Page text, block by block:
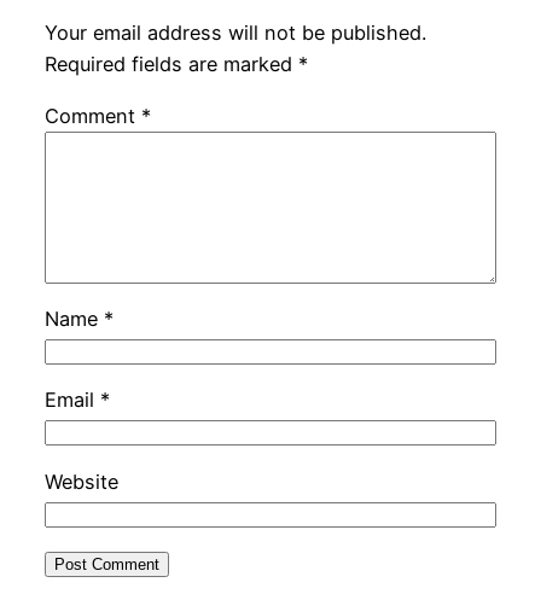
Your email address will not be published.
Required fields are marked *
Comment *
Name *
Email *
Website